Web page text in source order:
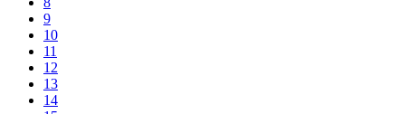
9
10
11
12
13
14